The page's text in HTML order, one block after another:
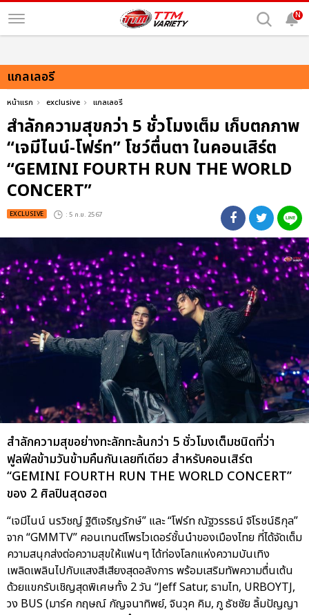
N
แกลเลอรี
หน้าแรก exclusive แกลเลอรี
สำลักความสุขกว่า 5 ชั่วโมงเต็ม เก็บตกภาพ
“เจมีไนน์-โฟร์ท” โชว์ตื่นตา ในคอนเสิร์ต
“GEMINI FOURTH RUN THE WORLD
CONCERT”
EXCLUSIVE : 5 ก.ย. 2567
สำลักความสุขอย่างทะลักทะล้นกว่า 5 ชั่วโมงเต็มชนิดที่ว่า
ฟูลฟีลข้ามวันข้ามคืนกันเลยทีเดียว สำหรับคอนเสิร์ต
“GEMINI FOURTH RUN THE WORLD CONCERT”
ของ 2 ศิลปินสุดฮอต
“เจมีไนน์ นรวิชญ์ ฐิติเจริญรักษ์” และ “โฟร์ท ณัฐวรรธน์ จิโรชน์ธิกุล”
จาก “GMMTV” คอนเทนต์โพรไวเดอร์ชั้นนำของเมืองไทย ที่ได้จัดเต็ม
ความสนุกส่งต่อความสุขให้แฟนๆ ได้ท่องโลกแห่งความบันเทิง
เพลิดเพลินไปกับแสงสีเสียงสุดอลังการ พร้อมเสริมทัพความตื่นเต้น
ด้วยแขกรับเชิญสุดพิเศษทั้ง 2 วัน “Jeff Satur, ธามไท, URBOYTJ,
วง BUS (มาร์ค กฤษณ์ กัญจนาทิพย์, จินวุค คิม, ภู ธัชชัย ลิ้มปัญญา